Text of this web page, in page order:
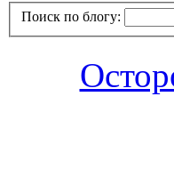
Поиск по блогу: